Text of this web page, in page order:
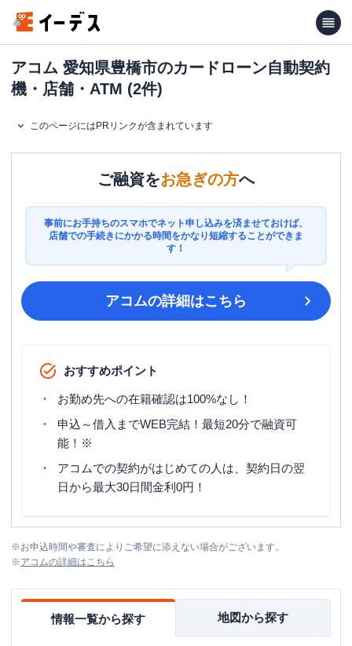
アコム 愛知県豊橋市のカードローン自動契約
機・店舗・ATM (2件)
このページにはPRリンクが含まれています
ご融資をお急ぎの方へ
事前にお手持ちのスマホでネット申し込みを済ませておけば、
店舗での手続きにかかる時間をかなり短縮することができま
す！
アコムの詳細はこちら
おすすめポイント
お勤め先への在籍確認は100%なし！
申込～借入までWEB完結！最短20分で融資可
能！※
アコムでの契約がはじめての人は、契約日の翌
日から最大30日間金利0円！
※お申込時間や審査によりご希望に添えない場合がございます。
※アコムの詳細はこちら
情報一覧から探す 地図から探す